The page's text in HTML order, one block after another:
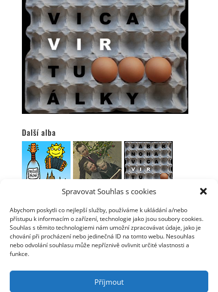
Spravovat Souhlas s cookies
Abychom poskytli co nejlepší služby, používáme k ukládání a/nebo
přístupu k informacím o zařízení, technologie jako jsou soubory cookies.
Souhlas s těmito technologiemi nám umožní zpracovávat údaje, jako je
chování při procházení nebo jedinečná ID na tomto webu. Nesouhlas
nebo odvolání souhlasu může nepříznivě ovlivnit určité vlastnosti a
funkce.
Příjmout
Další alba
Linhart | Webhosting: ha-vel |Webarchivováno
Národní knihovnou ČR